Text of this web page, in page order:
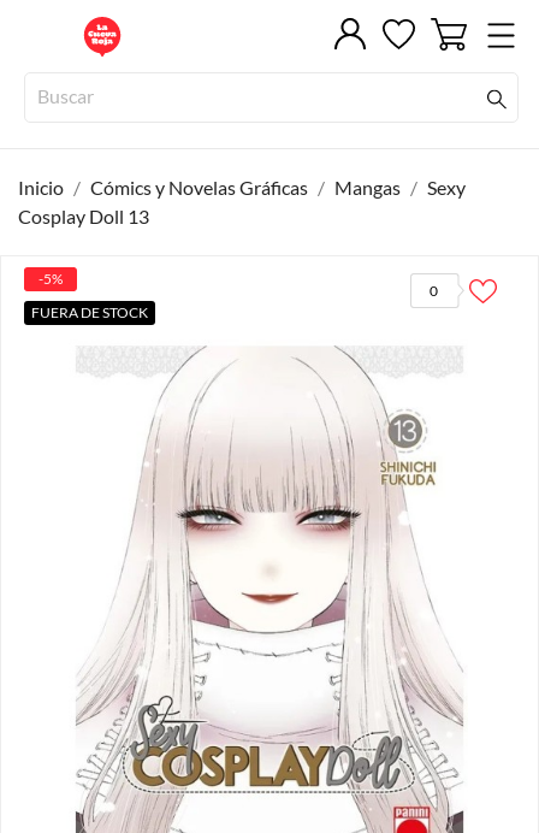
Inicio Cómics y Novelas Gráficas Mangas
Sexy
Cosplay Doll 13
0
-5%
FUERA DE STOCK